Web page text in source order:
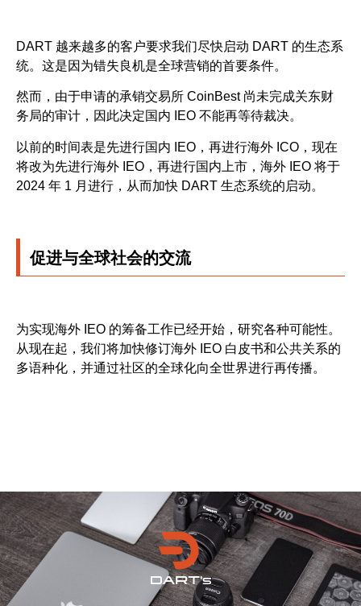
DART 越来越多的客户要求我们尽快启动 DART 的生态系
统。这是因为错失良机是全球营销的首要条件。
然而，由于申请的承销交易所 CoinBest 尚未完成关东财
务局的审计，因此决定国内 IEO 不能再等待裁决。
以前的时间表是先进行国内 IEO，再进行海外 ICO，现在
将改为先进行海外 IEO，再进行国内上市，海外 IEO 将于
2024 年 1 月进行，从而加快 DART 生态系统的启动。
促进与全球社会的交流
为实现海外 IEO 的筹备工作已经开始，研究各种可能性。
从现在起，我们将加快修订海外 IEO 白皮书和公共关系的
多语种化，并通过社区的全球化向全世界进行再传播。